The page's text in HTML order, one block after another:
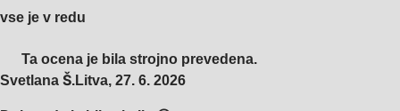
vse je v redu
Ta ocena je bila strojno prevedena.
Svetlana Š.Litva, 27. 6. 2026